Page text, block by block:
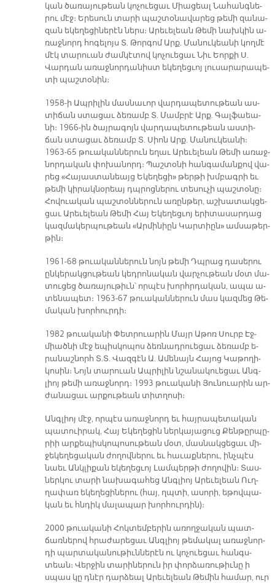
կան ծա­ռա­յու­թեան կո­չուե­ցաւ Միա­ցեալ Նա­հանգ­նե­
րու մէջ։ Ե­րե­սուն տա­րի պաշ­տօ­նա­վա­րեց թե­մի զա­նա­
զան ե­կե­ղե­ցի­նե­րէն ներս։ Ա­րե­ւե­լեան Թե­մի նախ­կին ա­
ռաջ­նորդ հո­գե­լոյս Տ. Թոր­գոմ Արք. Մա­նու­կեա­նի կող­մէ
մէկ տա­րուան ժամ­կէ­տով կո­չուե­ցաւ Նիւ Եոր­քի Ս.
Վար­դան ա­ռաջ­նոր­դա­նիստ ե­կե­ղեց­ւոյ լու­սա­րա­րա­պե­
տի պաշ­տօ­նին։
1958-ի Ապ­րի­լին մաս­նա­ւոր վար­դա­պե­տու­թեան աս­
տի­ճան ստա­ցաւ ձե­ռամբ Տ. Մամբ­րէ Արք. Գալ­ֆաեա­
նի։ 1966-ին ծայ­րա­գոյն վար­դա­պե­տու­թեան աս­տի­
ճան ստա­ցաւ ձե­ռամբ Տ. Սիոն Արք. Մա­նու­կեա­նի։
1963-65 թուա­կան­նե­րուն ե­ղաւ Ա­րե­ւե­լեան Թե­մի ա­ռաջ­
նոր­դա­կան փո­խա­նորդ։ Պաշ­տօ­նի հան­գա­ման­քով վա­
րեց «Հա­յաս­տա­նեայց Ե­կե­ղե­ցի» թեր­թի խմբագ­րի եւ
թե­մի կի­րակ­նօ­րեայ դպրոց­նե­րու տե­սու­չի պաշ­տօ­նը։
Հո­վուա­կան պաշ­տօն­նե­րուն ա­ռըն­թեր, աշ­խա­տակ­ցե­
ցաւ Ա­րե­ւե­լեան Թե­մի Հայ Ե­կե­ղեց­ւոյ ե­րի­տա­սար­դաց
կազ­մա­կեր­պու­թեան «Ար­մի­նիըն Կար­տիըն» ամ­սա­թեր­
թին։
1961-68 թուա­կան­նե­րուն նոյն թե­մի Դպրաց դա­սե­րու
ըն­կե­րակ­ցու­թեան կեդ­րո­նա­կան վար­չու­թեան մօտ մա­
տու­ցեց ծա­ռա­յու­թիւն՝ որ­պէս խորհր­դա­կան, ա­պա ա­
տե­նա­պետ։ 1963-67 թուա­կան­նե­րուն մաս կազ­մեց Թե­
մա­կան խոր­հուր­դի։
1982 թուա­կա­նի Փետ­րուա­րին Մայր Ա­թոռ Սուրբ Էջ­
միած­նի մէջ ե­պիս­կո­պոս ձեռ­նադ­րուե­ցաւ ձե­ռամբ ե­
րա­նաշ­նորհ Տ.Տ. Վազ­գէն Ա. Ա­մե­նայն Հա­յոց Կա­թո­ղի­
կո­սին։ Նոյն տա­րուան Ապ­րի­լին նշա­նա­կուե­ցաւ Անգ­
լիոյ թե­մի ա­ռաջ­նորդ։ 1993 թուա­կա­նի Յու­նուա­րին ար­
ժա­նա­ցաւ ար­քու­թեան տիտ­ղո­սի։
Անգ­լիոյ մէջ, որ­պէս ա­ռաջ­նորդ եւ հայ­րա­պե­տա­կան
պա­տուի­րակ, Հայ Ե­կե­ղե­ցին ներ­կա­յա­ցուց Քեն­թըր­պը­
րիի ար­քե­պիս­կո­պո­սու­թեան մօտ, մաս­նակ­ցե­ցաւ մի­
ջե­կե­ղե­ցա­կան ժո­ղով­նե­րու եւ հա­ւաք­նե­րու, ինչ­պէս
նաեւ Անկ­լի­քան ե­կե­ղեց­ւոյ Լամ­պեր­թի ժո­ղո­վին։ Տաս­
ներ­կու տա­րի նա­խա­գա­հեց Անգ­լիոյ Ա­րե­ւե­լեան Ուղ­
ղա­փառ ե­կե­ղե­ցի­նե­րու (հայ, ղպտի, ա­սո­րի, ե­թով­պա­
կան եւ հնդիկ մա­լա­պար խոր­հուր­դին)։
2000 թուա­կա­նի Հոկ­տեմ­բե­րին ա­ռող­ջա­կան պատ­
ճառ­նե­րով հրա­ժա­րե­ցաւ Անգ­լիոյ թե­մա­կալ ա­ռաջ­նոր­
դի պար­տա­կա­նու­թիւն­նե­րէն ու կո­չուե­ցաւ հանգս­
տեան։ Վեր­ջին տա­րի­նե­րուն իր փոր­ձա­ռու­թիւ­նը ի
սպաս կը դնէր դար­ձեալ Ա­րե­ւե­լեան Թե­մին հա­մար, ուր